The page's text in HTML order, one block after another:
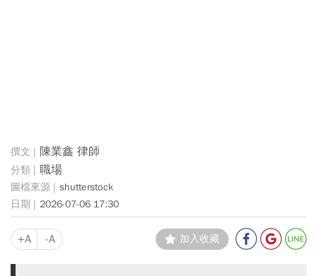
陳業鑫 律師
職場
shutterstock
2026-07-06 17:30
+A -A 加入收藏